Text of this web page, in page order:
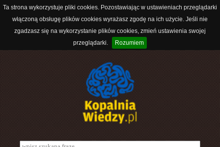
Ta strona wykorzystuje pliki cookies. Pozostawiając w ustawieniach przeglądarki
włączoną obsługę plików cookies wyrażasz zgodę na ich użycie. Jeśli nie
zgadzasz się na wykorzystanie plików cookies, zmień ustawienia swojej
przeglądarki.
Rozumiem